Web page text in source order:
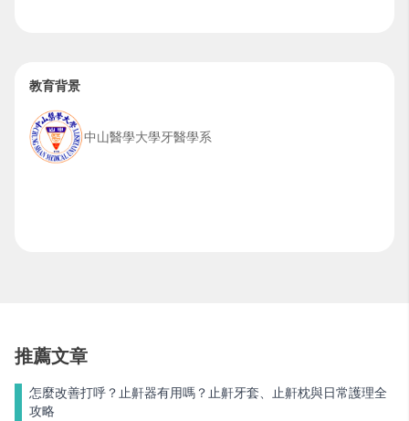
教育背景
中山醫學大學牙醫學系
推薦文章
怎麼改善打呼？止鼾器有用嗎？止鼾牙套、止鼾枕與日常護理全
攻略